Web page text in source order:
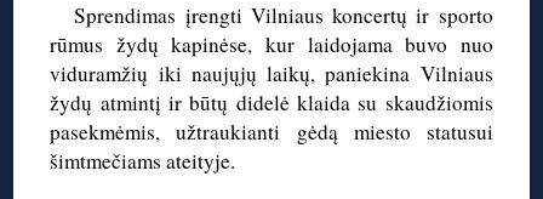
Sprendimas įrengti Vilniaus koncertų ir sporto
rūmus žydų kapinėse, kur laidojama buvo nuo
viduramžių iki naujųjų laikų, paniekina Vilniaus
žydų atmintį ir būtų didelė klaida su skaudžiomis
pasekmėmis, užtraukianti gėdą miesto statusui
šimtmečiams ateityje.